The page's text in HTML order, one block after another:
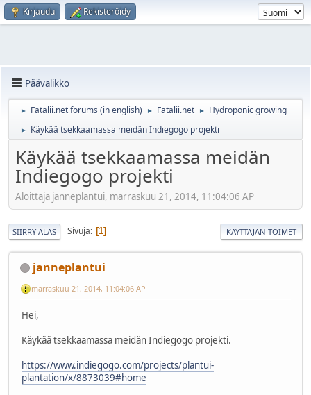
Kirjaudu Rekisteröidy
Päävalikko
► Fatalii.net forums (in english) ► Fatalii.net ► Hydroponic growing
► Käykää tsekkaamassa meidän Indiegogo projekti
Käykää tsekkaamassa meidän
Indiegogo projekti
Aloittaja janneplantui, marraskuu 21, 2014, 11:04:06 AP
SIIRRY ALAS Sivuja 1 KÄYTTÄJÄN TOIMET
janneplantui
marraskuu 21, 2014, 11:04:06 AP
Hei,
Käykää tsekkaamassa meidän Indiegogo projekti.
https://www.indiegogo.com/projects/plantui-
plantation/x/8873039#home